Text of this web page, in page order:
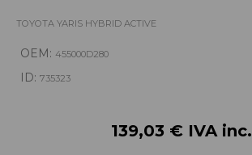
TOYOTA YARIS HYBRID ACTIVE
OEM: 455000D280
ID: 735323
139,03 € IVA inc.